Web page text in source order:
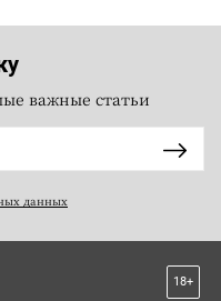
важные статьи
данных
18+